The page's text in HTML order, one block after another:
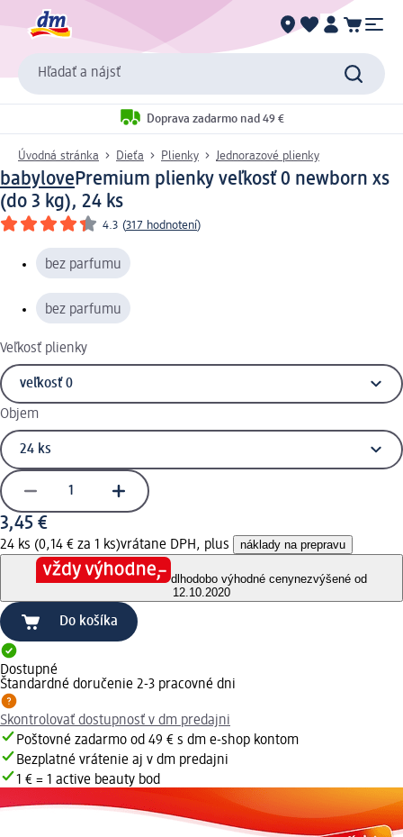
Hľadať a nájsť
Doprava zadarmo nad 49 €
Úvodná stránka Dieťa Plienky Jednorazové plienky
babylovePremium plienky veľkosť 0 newborn xs
(do 3 kg), 24 ks
4.3 (317 hodnotení)
bez parfumu
bez parfumu
Veľkosť plienky
Objem
3,45 €
24 ks (0,14 € za 1 ks)vrátane DPH, plus náklady na prepravu
dlhodobo výhodné cenynezvýšené od
12.10.2020
Do košíka
Dostupné
Štandardné doručenie 2-3 pracovné dni
Skontrolovať dostupnosť v dm predajni
Poštovné zadarmo od 49 € s dm e-shop kontom
Bezplatné vrátenie aj v dm predajni
1 € = 1 active beauty bod